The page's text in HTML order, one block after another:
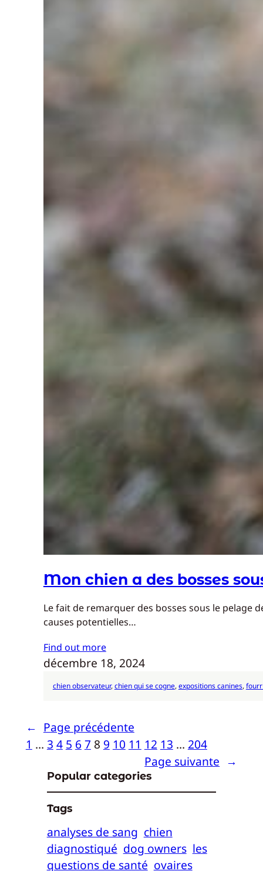
Mon chien a des bosses
Le fait de remarquer des bosses sous le pelage
causes potentielles…
Find out more
décembre 18, 2024
chien observateur, chien qui se cogne, expositions canines,
← Page précédente
1 … 3 4 5 6 7 8 9 10 11 12 13 … 204
Page suivante →
Popular categories
Tags
analyses de sang chien
diagnostiqué dog owners les
questions de santé ovaires